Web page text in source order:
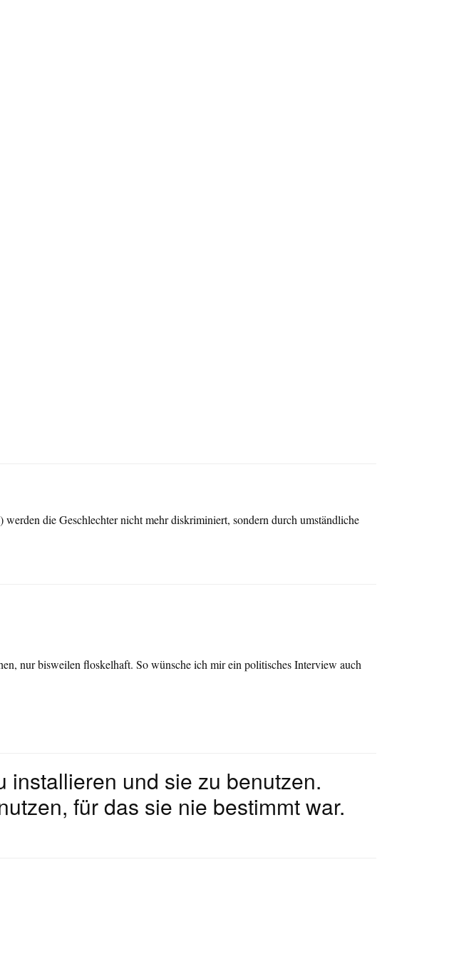
die Geschlechter nicht mehr diskriminiert, sondern durch umständliche
nur bisweilen floskelhaft. So wünsche ich mir ein politisches Interview auch
installieren und sie zu benutzen.
für das sie nie bestimmt war.